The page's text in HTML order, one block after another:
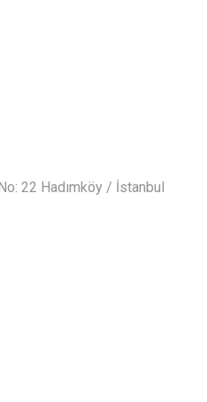
22 Hadımköy / İstanbul